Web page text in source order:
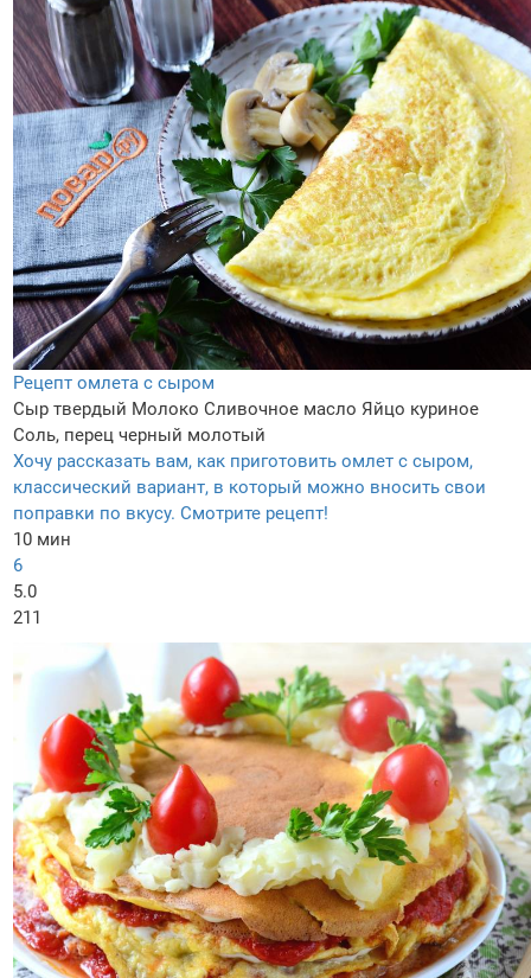
Рецепт омлета с сыром
Сыр твердый Молоко Сливочное масло Яйцо куриное
Соль, перец черный молотый
Хочу рассказать вам, как приготовить омлет с сыром,
классический вариант, в который можно вносить свои
поправки по вкусу. Смотрите рецепт!
10 мин
6
5.0
211